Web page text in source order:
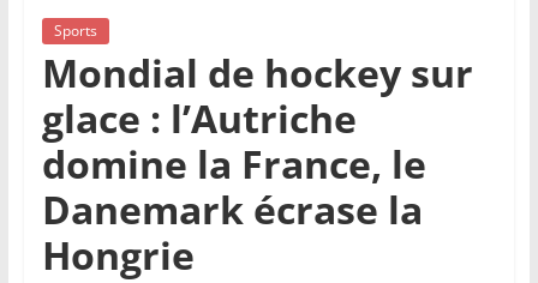
Sports
Mondial de hockey sur
glace : l’Autriche
domine la France, le
Danemark écrase la
Hongrie